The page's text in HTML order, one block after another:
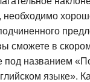
необходимо
cможете в
под названием
языке».